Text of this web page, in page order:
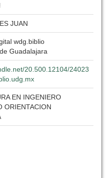
JUAN
wdg.biblio
Guadalajara
20.500.12104/24023
EN INGENIERO
ORIENTACION